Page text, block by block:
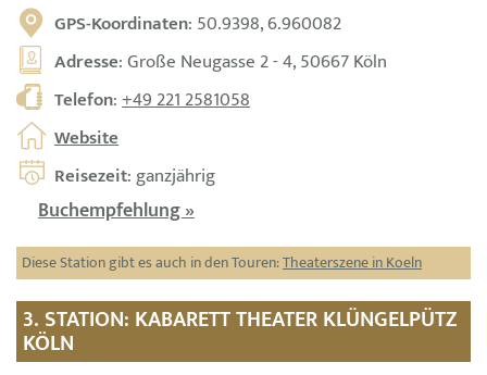
GPS-Koordinaten: 50.9398, 6.960082
Adresse: Große Neugasse 2 - 4, 50667 Köln
Telefon:+49 221 2581058
Website
Reisezeit: ganzjährig
Buchempfehlung »
Diese Station gibt es auch in den Touren:Theaterszene in Koeln
3. STATION: KABARETT THEATER KLÜNGELPÜTZ
KÖLN